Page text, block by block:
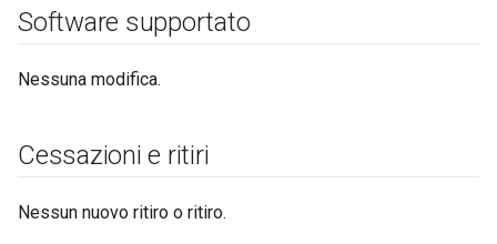
Software supportato
Nessuna modifica.
Cessazioni e ritiri
Nessun nuovo ritiro o ritiro.